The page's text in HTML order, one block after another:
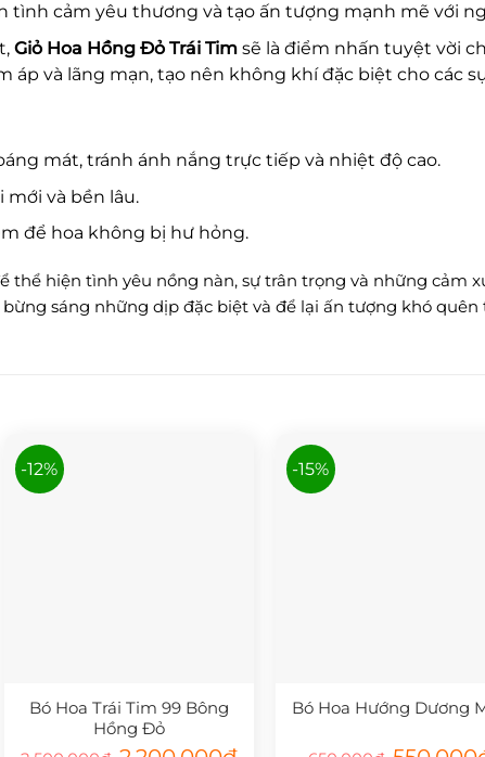
tình cảm yêu thương và tạo ấn tượng mạnh mẽ với
Giỏ Hoa Hồng Đỏ Trái Tim sẽ là điểm nhấn tuyệt vời
áp và lãng mạn, tạo nên không khí đặc biệt cho các
mát, tránh ánh nắng trực tiếp và nhiệt độ cao.
và bền lâu.
để hoa không bị hư hỏng.
thể hiện tình yêu nồng nàn, sự trân trọng và những cảm
sáng những dịp đặc biệt và để lại ấn tượng khó
-12%
Bó Hoa Trái Tim 99 Bông
Hồng Đỏ
Giá Giá
-15%
Bó Hoa Hướng Dương
Giá